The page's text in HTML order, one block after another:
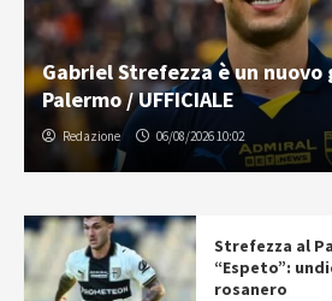
Gabriel Strefezza è un
Palermo / UFFICIALE
Redazione 06/08/2026 10:02
Strefezza al
“Espeto”:
rosanero